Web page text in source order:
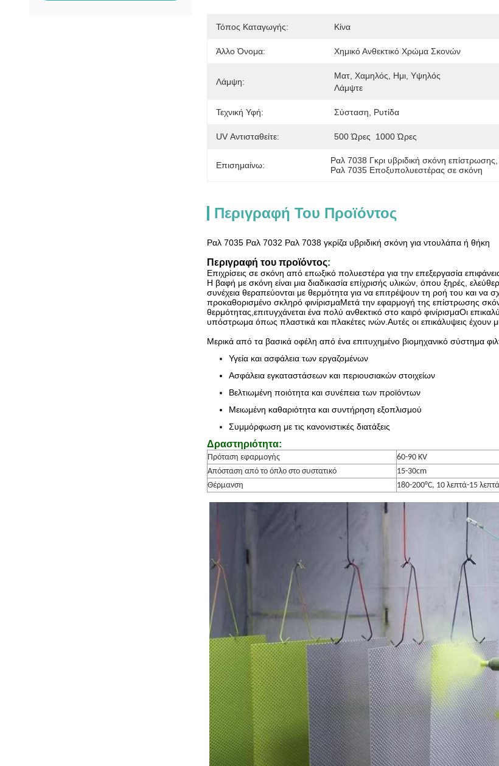
Τόπος Καταγωγής: Κίνα
Άλλο Όνομα: Χημικό Ανθεκτικό Χρώμα Σκονών
Λάμψη:
Ματ, Χαμηλός, Ημι, Υψηλός
Λάμψτε
Τεχνική Υφή: Σύσταση, Ρυτίδα
UV Αντισταθείτε: 500 Ώρες  1000 Ώρες
Επισημαίνω: Ραλ 7038 Γκρι υβριδική σκόνη επίστρωσης
Ραλ 7035 Εποξυπολυεστέρας σε σκόνη
Περιγραφή Του Προϊόντος
Ραλ 7035 Ραλ 7032 Ραλ 7038 γκρίζα υβριδική σκόνη για ντουλάπα ή θήκη
Περιγραφή του προϊόντος:
Επιχρίσεις σε σκόνη από επωξικό πολυεστέρα για την επεξεργασία
Η βαφή με σκόνη είναι μια διαδικασία επίχρισής υλικών, όπου ξηρές,
συνέχεια θεραπεύονται με θερμότητα για να επιτρέψουν τη ροή του και να
προκαθορισμένο σκληρό φινίρισμαΜετά την εφαρμογή της επίστρωσης
θερμότητας,επιτυγχάνεται ένα πολύ ανθεκτικό στο καιρό φινίρισμαΟι
υπόστρωμα όπως πλαστικά και πλακέτες ινών.Αυτές οι επικάλυψεις έχουν
Μερικά από τα βασικά οφέλη από ένα επιτυχημένο βιομηχανικό σύστημα
Υγεία και ασφάλεια των εργαζομένων
Ασφάλεια εγκαταστάσεων και περιουσιακών στοιχείων
Βελτιωμένη ποιότητα και συνέπεια των προϊόντων
Μειωμένη καθαριότητα και συντήρηση εξοπλισμού
Συμμόρφωση με τις κανονιστικές διατάξεις
Δραστηριότητα:
Πρόταση εφαρμογής
60-90 KV
Απόσταση από το όπλο στο συστατικό
15-30cm
Θέρμανση
180-200°C, 10 λεπτά-15 λεπτά